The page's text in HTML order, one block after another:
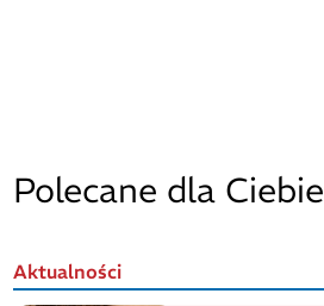
Polecane dla Ciebie
Aktualności